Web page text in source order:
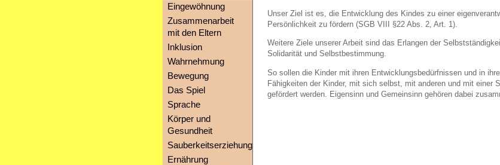
Eingewöhnung
Zusammenarbeit
mit den Eltern
Inklusion
Wahrnehmung
Bewegung
Das Spiel
Sprache
Körper und
Gesundheit
Sauberkeitserziehung
Ernährung
Unser Ziel ist es, die Entwicklung des Kindes zu einer
Persönlichkeit zu fördern (SGB VIII §22 Abs. 2, Art. 1).
Weitere Ziele unserer Arbeit sind das Erlangen der
Solidarität und Selbstbestimmung.
So sollen die Kinder mit ihren Entwicklungsbedürfnissen und in
Fähigkeiten der Kinder, mit sich selbst, mit anderen und mit einer
gefördert werden. Eigensinn und Gemeinsinn gehören dabei